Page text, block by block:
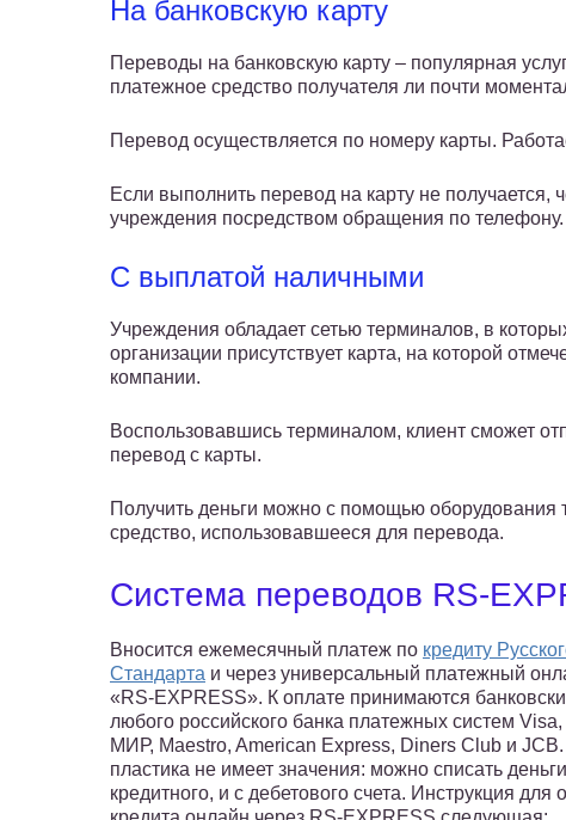
На банковскую карту
Переводы на банковскую карту – популярная
платежное средство получателя ли почти
Перевод осуществляется по номеру карты.
Если выполнить перевод на карту не получается,
учреждения посредством обращения по телефону.
С выплатой наличными
Учреждения обладает сетью терминалов, в
организации присутствует карта, на которой
компании.
Воспользовавшись терминалом, клиент сможет
перевод с карты.
Получить деньги можно с помощью оборудования
средство, использовавшееся для перевода.
Система переводов RS-
Вносится ежемесячный платеж по кредиту
Стандарта и через универсальный платежный
«RS-EXPRESS». К оплате принимаются
любого российского банка платежных систем
МИР, Maestro, American Express, Diners Club и
пластика не имеет значения: можно списать
кредитного, и с дебетового счета. Инструкция для